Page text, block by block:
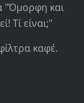
"Όμορφη και
Τί είναι;"
καφέ.